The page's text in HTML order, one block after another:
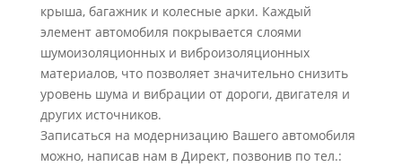
крыша, багажник и колесные арки. Каждый
элемент автомобиля покрывается слоями
шумоизоляционных и виброизоляционных
материалов, что позволяет значительно снизить
уровень шума и вибрации от дороги, двигателя и
других источников.
Записаться на модернизацию Вашего автомобиля
можно, написав нам в Директ, позвонив по тел.: